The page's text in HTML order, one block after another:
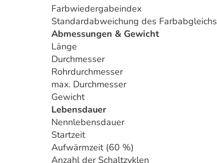
Farbwiedergabeindex
Standardabweichung des Farbabgleichs
Abmessungen & Gewicht
Länge
Durchmesser
Rohrdurchmesser
max. Durchmesser
Gewicht
Lebensdauer
Nennlebensdauer
Startzeit
Aufwärmzeit (60 %)
Anzahl der Schaltzyklen